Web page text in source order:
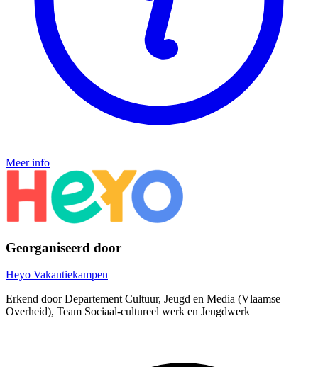
Meer info
Georganiseerd door
Heyo Vakantiekampen
Erkend door Departement Cultuur, Jeugd en Media (Vlaamse
Overheid), Team Sociaal-cultureel werk en Jeugdwerk